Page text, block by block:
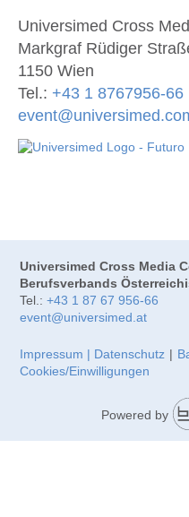
Universimed Cross
Markgraf Rüdiger
1150 Wien
Tel.: +43 1 8767956-66
Universimed Cross Media
Berufsverbands
Tel.: +43 1 87 67 956-66
event@universimed.at
Impressum | Datenschutz |
Cookies/Einwilligungen
Powered by